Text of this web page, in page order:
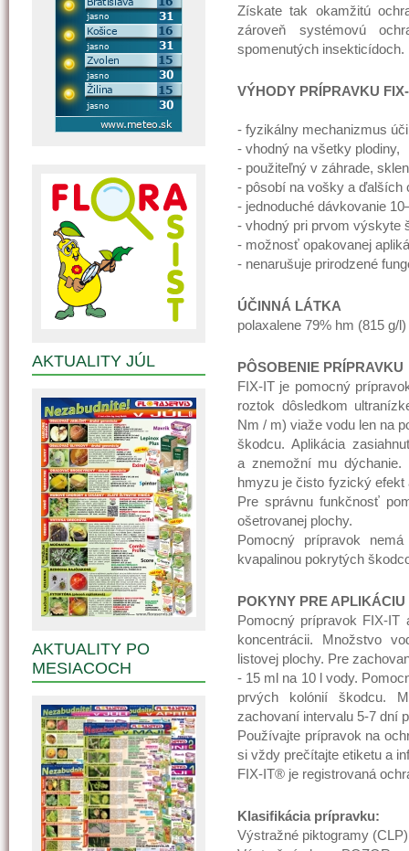
Získate tak okamžitú
zároveň systémovú
spomenutých insekticídoch.
VÝHODY PRÍPRAVKU
- fyzikálny mechanizmus
- vhodný na všetky plodiny,
- použiteľný v záhrade,
- pôsobí na vošky a ďalších
- jednoduché dávkovanie
- vhodný pri prvom výskyte
- možnosť opakovanej
- nenarušuje prirodzené
ÚČINNÁ LÁTKA
polaxalene 79% hm (815 g/l)
PÔSOBENIE PRÍPRAVKU
FIX-IT je pomocný
roztok dôsledkom
Nm / m) viaže vodu len na
škodcu. Aplikácia
a znemožní mu dýchanie.
hmyzu je čisto fyzický efekt
Pre správnu funkčnosť
ošetrovanej plochy.
Pomocný prípravok
kvapalinou pokrytých
POKYNY PRE APLIKÁCIU
Pomocný prípravok FIX-IT
koncentrácii. Množstvo
listovej plochy. Pre
- 15 ml na 10 l vody.
prvých kolónií škodcu.
zachovaní intervalu 5-7 dní
Používajte prípravok na
si vždy prečítajte etiketu a
FIX-IT® je registrovaná
Klasifikácia prípravku:
Výstražné piktogramy
AKTUALITY JÚL
AKTUALITY PO
MESIACOCH